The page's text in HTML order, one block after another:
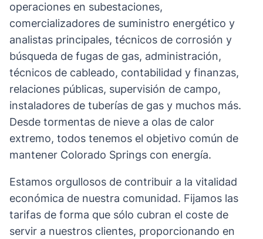
operaciones en subestaciones,
comercializadores de suministro energético y
analistas principales, técnicos de corrosión y
búsqueda de fugas de gas, administración,
técnicos de cableado, contabilidad y finanzas,
relaciones públicas, supervisión de campo,
instaladores de tuberías de gas y muchos más.
Desde tormentas de nieve a olas de calor
extremo, todos tenemos el objetivo común de
mantener Colorado Springs con energía.
Estamos orgullosos de contribuir a la vitalidad
económica de nuestra comunidad. Fijamos las
tarifas de forma que sólo cubran el coste de
servir a nuestros clientes, proporcionando en